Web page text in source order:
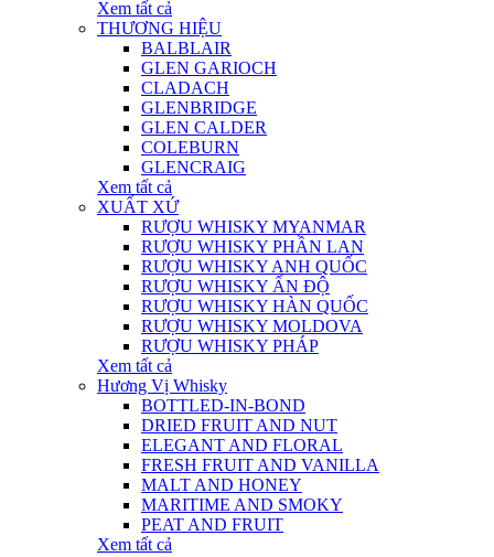
Xem tất cả
THƯƠNG HIỆU
BALBLAIR
GLEN GARIOCH
CLADACH
GLENBRIDGE
GLEN CALDER
COLEBURN
GLENCRAIG
Xem tất cả
XUẤT XỨ
RƯỢU WHISKY MYANMAR
RƯỢU WHISKY PHẦN LAN
RƯỢU WHISKY ANH QUỐC
RƯỢU WHISKY ẤN ĐỘ
RƯỢU WHISKY HÀN QUỐC
RƯỢU WHISKY MOLDOVA
RƯỢU WHISKY PHÁP
Xem tất cả
Hương Vị Whisky
BOTTLED-IN-BOND
DRIED FRUIT AND NUT
ELEGANT AND FLORAL
FRESH FRUIT AND VANILLA
MALT AND HONEY
MARITIME AND SMOKY
PEAT AND FRUIT
Xem tất cả